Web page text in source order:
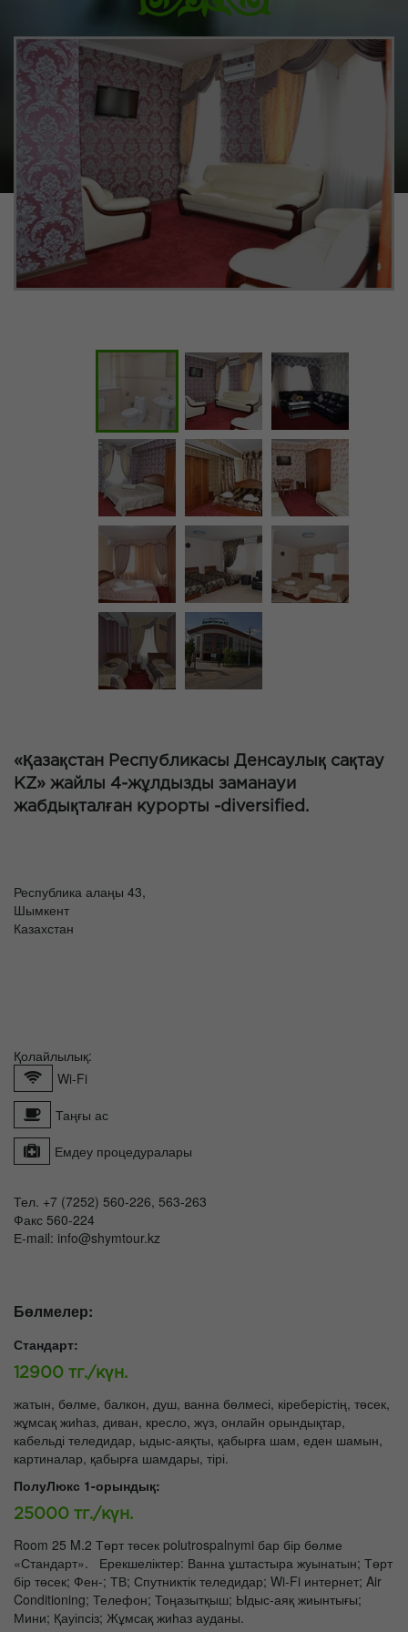
«Қазақстан Республикасы Денсаулық сақтау
KZ» жайлы 4-жұлдызды заманауи
жабдықталған курорты -diversified.
Республика алаңы 43,
Шымкент
Казахстан
Қолайлылық:
Wi-Fi
Таңғы ас
Емдеу процедуралары
Тел. +7 (7252) 560-226, 563-263
Факс 560-224
Е-mail: info@shymtour.kz
Бөлмелер:
Стандарт:
12900 тг./күн.
жатын, бөлме, балкон, душ, ванна бөлмесі, кіреберістің, төсек,
жұмсақ жиһаз, диван, кресло, жүз, онлайн орындықтар,
кабельді теледидар, ыдыс-аяқты, қабырға шам, еден шамын,
картиналар, қабырға шамдары, тірі.
ПолуЛюкс 1-орындық:
25000 тг./күн.
Room 25 M.2 Төрт төсек polutrospalnymi бар бір бөлме
«Стандарт». Ерекшеліктер: Ванна ұштастыра жуынатын; Төрт
бір төсек; Фен-; ТВ; Спутниктік теледидар; Wi-Fi интернет; Air
Conditioning; Телефон; Тоңазытқыш; Ыдыс-аяқ жиынтығы;
Мини; Қауіпсіз; Жұмсақ жиһаз ауданы.